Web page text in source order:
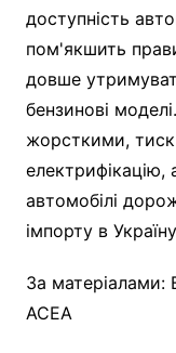
доступність
пом'якшить
довше
бензинові
жорсткими, тиск
автомобілі
імпорту в
За матеріалами:
ACEA